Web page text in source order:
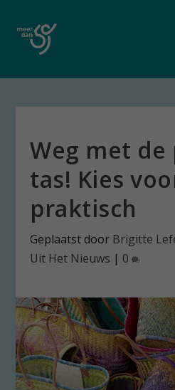
Weg met de
tas! Kies
praktisch
Geplaatst door Brigitte
Uit Het Nieuws | 0